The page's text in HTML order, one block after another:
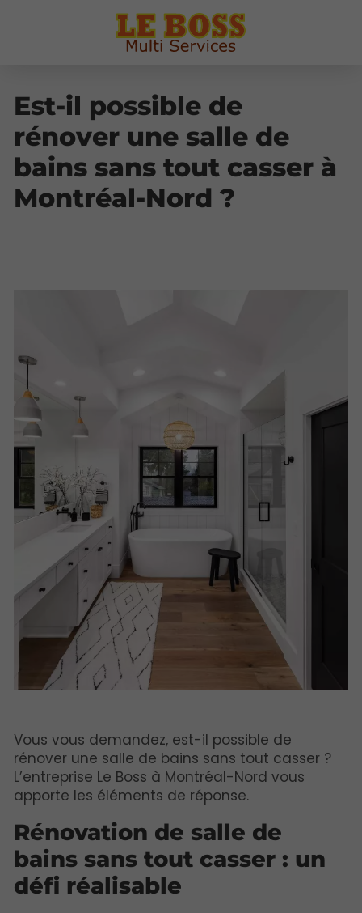
Est-il possible de
rénover une salle de
bains sans tout casser à
Montréal-Nord ?
Vous vous demandez, est-il possible de
rénover une salle de bains sans tout casser ?
L’entreprise Le Boss à Montréal-Nord vous
apporte les éléments de réponse.
Rénovation de salle de
bains sans tout casser : un
défi réalisable